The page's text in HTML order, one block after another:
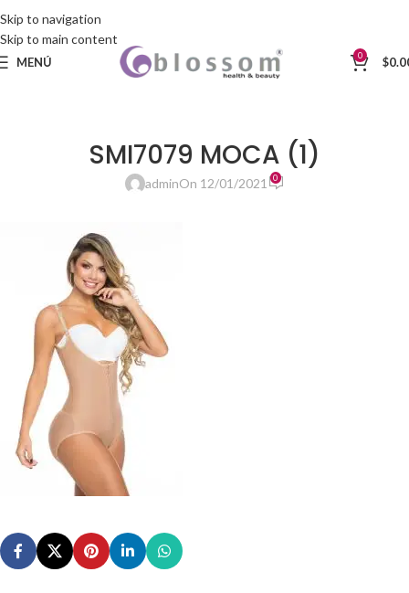
Skip to navigation
Skip to main content
MENÚ 0 $
SMI7079 MOCA (1)
adminOn 12/01/2021 0